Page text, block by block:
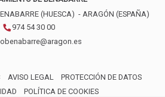
(HUESCA) - ARAGÓN (ESPAÑA)
974 54 30 00
AVISO LEGAL
PROTECCIÓN DE DATOS
POLÍTICA DE COOKIES